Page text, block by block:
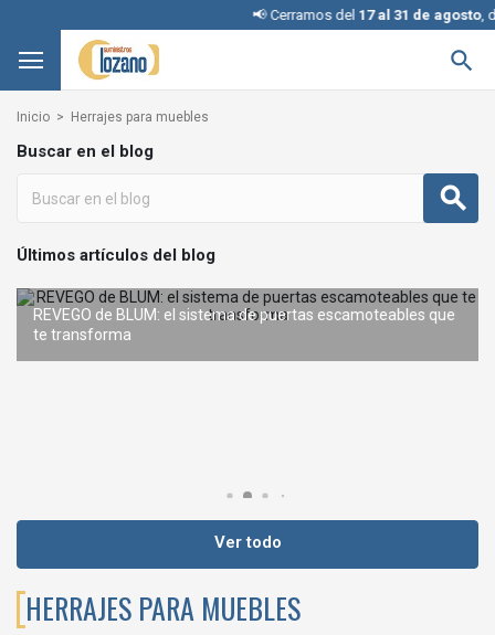
📢 Cerramos del17 al 31 de agosto,

Inicio Herrajes para muebles
Buscar en el blog
Últimos artículos del blog
REVEGO de BLUM: el sistema de puertas escamoteables que
AVENTOS en kit: la forma más sencilla de incorporar
sistemas de elevación BLUM
Condena con llave: una solución inteligente y segura sin
Ver todo
HERRAJES PARA MUEBLES